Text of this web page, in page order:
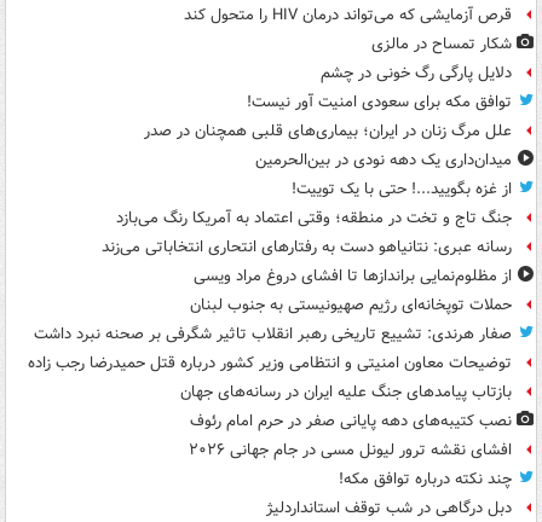
قرص آزمایشی که می‌تواند درمان HIV را متحول کند
شکار تمساح در مالزی
دلایل پارگی رگ خونی در چشم
توافق مکه برای سعودی امنیت آور نیست!
علل مرگ زنان در ایران؛ بیماری‌های قلبی همچنان در صدر
میدان‌داری یک دهه نودی در بین‌الحرمین
از غزه بگویید...! حتی با یک توییت!
جنگ تاج و تخت در منطقه؛ وقتی اعتماد به آمریکا رنگ می‌بازد
رسانه عبری: نتانیاهو دست به رفتارهای انتحاری انتخاباتی می‌زند
از مظلوم‌نمایی براندازها تا افشای دروغ مراد ویسی
حملات توپخانه‌ای رژیم صهیونیستی به جنوب لبنان
صفار هرندی: تشییع تاریخی رهبر انقلاب تاثیر شگرفی بر صحنه نبرد داشت
توضیحات معاون امنیتی و انتظامی وزیر کشور درباره قتل حمیدرضا رجب زاده
بازتاب پیامدهای جنگ علیه ایران در رسانه‌های جهان
نصب کتیبه‌های دهه پایانی صفر در حرم امام رئوف
افشای نقشه ترور لیونل مسی در جام جهانی ۲۰۲۶
چند نکته درباره توافق مکه!
دبل درگاهی در شب توقف استانداردلیژ